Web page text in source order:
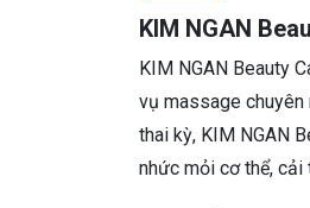
KIM NGAN
KIM NGAN Beauty
vụ massage chuyên
thai kỳ, KIM NGAN
nhức mỏi cơ thể, cải